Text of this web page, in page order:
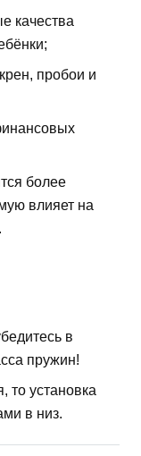
качества
пробои и
более
влияет на
в
пружин!
то установка
в низ.